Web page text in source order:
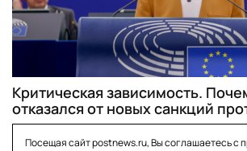
Критическая зависимость.
отказался от новых санкций
Посещая сайт postnews.ru, Вы соглашаетесь с